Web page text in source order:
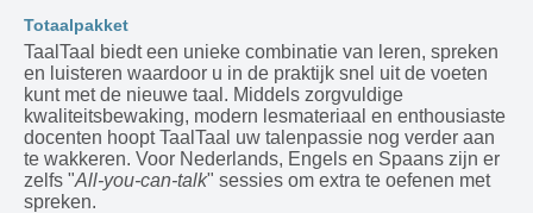
Totaalpakket
TaalTaal biedt een unieke combinatie van leren, spreken
en luisteren waardoor u in de praktijk snel uit de voeten
kunt met de nieuwe taal. Middels zorgvuldige
kwaliteitsbewaking, modern lesmateriaal en enthousiaste
docenten hoopt TaalTaal uw talenpassie nog verder aan
te wakkeren. Voor Nederlands, Engels en Spaans zijn er
zelfs "All-you-can-talk" sessies om extra te oefenen met
spreken.